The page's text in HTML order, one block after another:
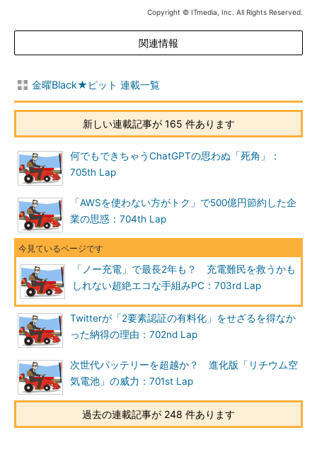
Copyright © ITmedia, Inc. All Rights Reserved.
関連情報
金曜Black★ピット 連載一覧
新しい連載記事が 165 件あります
何でもできちゃうChatGPTの思わぬ「死角」：
705th Lap
「AWSを使わない方がトク」で500億円節約した企
業の思惑：704th Lap
「ノー充電」で最長2年も？ 充電難民を救うかも
しれない超絶エコな手組みPC：703rd Lap
Twitterが「2要素認証の有料化」をせざるを得なか
った納得の理由：702nd Lap
次世代バッテリーを超越か？ 進化版「リチウム空
気電池」の威力：701st Lap
過去の連載記事が 248 件あります